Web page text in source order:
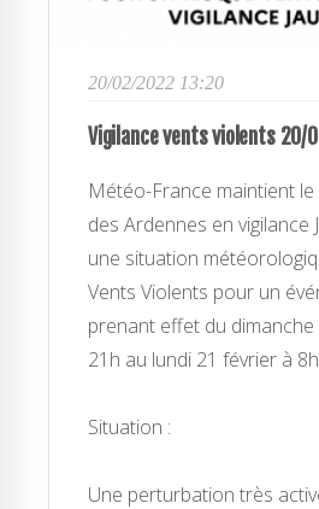
20/02/2022 13:20
Vigilance vents violents 20/
Météo-France maintient
des Ardennes en vigilance
une situation
Vents Violents pour un
prenant effet du
21h au lundi 21 février à
Situation :
Une perturbation très